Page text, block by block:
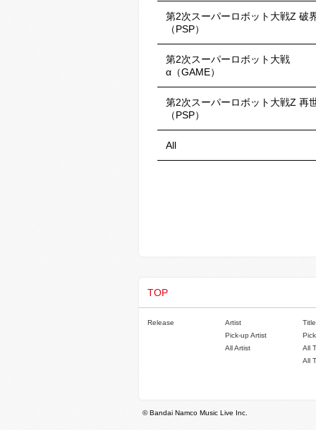
第2次スーパーロボット大戦Z 破
（PSP）
第2次スーパーロボット大戦
α（GAME）
第2次スーパーロボット大戦Z 再
（PSP）
All
TOP
Release
Artist
Pick-up Artist
All Artist
Title
All
All
© Bandai Namco Music Live Inc.